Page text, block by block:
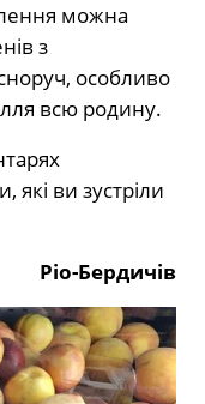
можна
з
особливо
всю родину.
ви зустріли
Ріо-Бердичів